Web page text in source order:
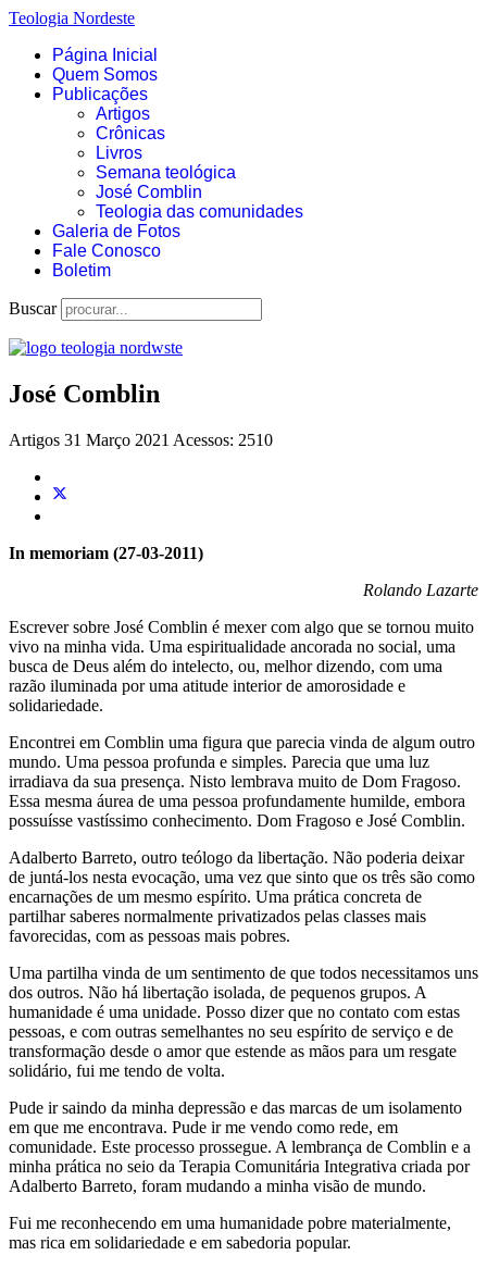
Teologia Nordeste
Página Inicial
Quem Somos
Publicações
Artigos
Crônicas
Livros
Semana teológica
José Comblin
Teologia das comunidades
Galeria de Fotos
Fale Conosco
Boletim
Buscar
José Comblin
Artigos 31 Março 2021 Acessos: 2510
In memoriam (27-03-2011)
Rolando Lazarte
Escrever sobre José Comblin é mexer com algo que se tornou muito
vivo na minha vida. Uma espiritualidade ancorada no social, uma
busca de Deus além do intelecto, ou, melhor dizendo, com uma
razão iluminada por uma atitude interior de amorosidade e
solidariedade.
Encontrei em Comblin uma figura que parecia vinda de algum outro
mundo. Uma pessoa profunda e simples. Parecia que uma luz
irradiava da sua presença. Nisto lembrava muito de Dom Fragoso.
Essa mesma áurea de uma pessoa profundamente humilde, embora
possuísse vastíssimo conhecimento. Dom Fragoso e José Comblin.
Adalberto Barreto, outro teólogo da libertação. Não poderia deixar
de juntá-los nesta evocação, uma vez que sinto que os três são como
encarnações de um mesmo espírito. Uma prática concreta de
partilhar saberes normalmente privatizados pelas classes mais
favorecidas, com as pessoas mais pobres.
Uma partilha vinda de um sentimento de que todos necessitamos uns
dos outros. Não há libertação isolada, de pequenos grupos. A
humanidade é uma unidade. Posso dizer que no contato com estas
pessoas, e com outras semelhantes no seu espírito de serviço e de
transformação desde o amor que estende as mãos para um resgate
solidário, fui me tendo de volta.
Pude ir saindo da minha depressão e das marcas de um isolamento
em que me encontrava. Pude ir me vendo como rede, em
comunidade. Este processo prossegue. A lembrança de Comblin e a
minha prática no seio da Terapia Comunitária Integrativa criada por
Adalberto Barreto, foram mudando a minha visão de mundo.
Fui me reconhecendo em uma humanidade pobre materialmente,
mas rica em solidariedade e em sabedoria popular.